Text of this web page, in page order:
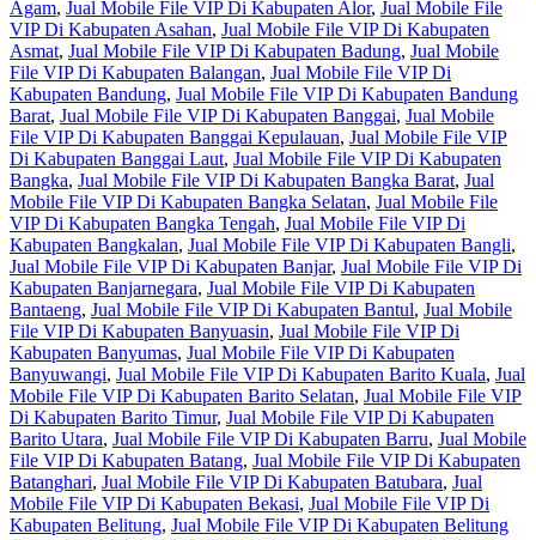
Agam, Jual Mobile File VIP Di Kabupaten Alor, Jual Mobile File
VIP Di Kabupaten Asahan, Jual Mobile File VIP Di Kabupaten
Asmat, Jual Mobile File VIP Di Kabupaten Badung, Jual Mobile
File VIP Di Kabupaten Balangan, Jual Mobile File VIP Di
Kabupaten Bandung, Jual Mobile File VIP Di Kabupaten Bandung
Barat, Jual Mobile File VIP Di Kabupaten Banggai, Jual Mobile
File VIP Di Kabupaten Banggai Kepulauan, Jual Mobile File VIP
Di Kabupaten Banggai Laut, Jual Mobile File VIP Di Kabupaten
Bangka, Jual Mobile File VIP Di Kabupaten Bangka Barat, Jual
Mobile File VIP Di Kabupaten Bangka Selatan, Jual Mobile File
VIP Di Kabupaten Bangka Tengah, Jual Mobile File VIP Di
Kabupaten Bangkalan, Jual Mobile File VIP Di Kabupaten Bangli,
Jual Mobile File VIP Di Kabupaten Banjar, Jual Mobile File VIP Di
Kabupaten Banjarnegara, Jual Mobile File VIP Di Kabupaten
Bantaeng, Jual Mobile File VIP Di Kabupaten Bantul, Jual Mobile
File VIP Di Kabupaten Banyuasin, Jual Mobile File VIP Di
Kabupaten Banyumas, Jual Mobile File VIP Di Kabupaten
Banyuwangi, Jual Mobile File VIP Di Kabupaten Barito Kuala, Jual
Mobile File VIP Di Kabupaten Barito Selatan, Jual Mobile File VIP
Di Kabupaten Barito Timur, Jual Mobile File VIP Di Kabupaten
Barito Utara, Jual Mobile File VIP Di Kabupaten Barru, Jual Mobile
File VIP Di Kabupaten Batang, Jual Mobile File VIP Di Kabupaten
Batanghari, Jual Mobile File VIP Di Kabupaten Batubara, Jual
Mobile File VIP Di Kabupaten Bekasi, Jual Mobile File VIP Di
Kabupaten Belitung, Jual Mobile File VIP Di Kabupaten Belitung